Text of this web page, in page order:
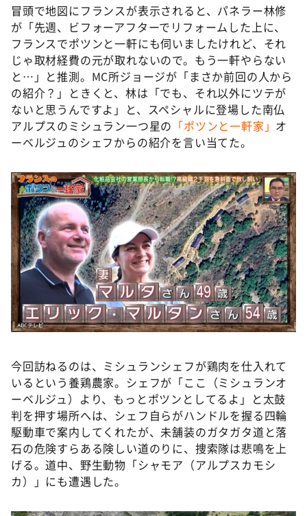
朝だ！生です旅サラダ
教えて！ニュースライブ 正義のミカタ
ＬＩＦＥ～夢のカタチ～
新婚さんいらっしゃい！
ポツンと一軒家
ザキ山小屋本館
ぺこぱのまるスポ
アナ回覧板
冒頭で地図にフランスが表示されると、パネラー林修
が「先週、ビフォーアフターでリフォームした上に、
フランスでポツンと一軒にも伺いましたけれど、それ
じゃ取材経費の元が取れないので。もう一軒やらない
と…」と推測。MC所ジョージが「まさか前回の人から
の紹介？」ときくと、林は「でも、それ以外にツテが
ないと思うんですよ」と、スペシャルに登場した南仏
アルプスのミシュラン一つ星の 「ポツンと一軒家」 オ
ーベルジュのシェフからの紹介を言い当てた。
今回訪ねるのは、ミシュランシェフが鶏肉を仕入れて
いるという養鶏農家。シェフが「ここ（ミシュランオ
ーベルジュ）より、もっとポツンとしてるよ」と太鼓
判を押す場所へは、シェフ自らがハンドルを握る四輪
駆動車で案内してくれたが、未舗装のガタガタ道と落
石の危険すらある険しい道のりに、捜索隊は悲鳴を上
げる。道中、野生動物「シャモア（アルプスカモシ
カ）」にも遭遇した。